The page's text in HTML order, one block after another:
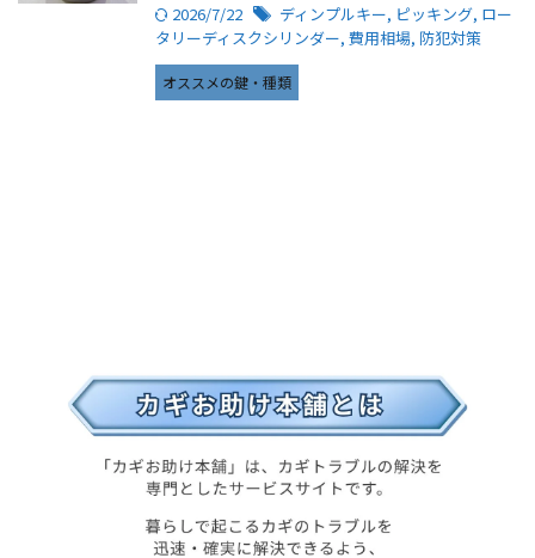
2026/7/22 ディンプルキー, ピッキング, ロー
タリーディスクシリンダー, 費用相場, 防犯対策
オススメの鍵・種類